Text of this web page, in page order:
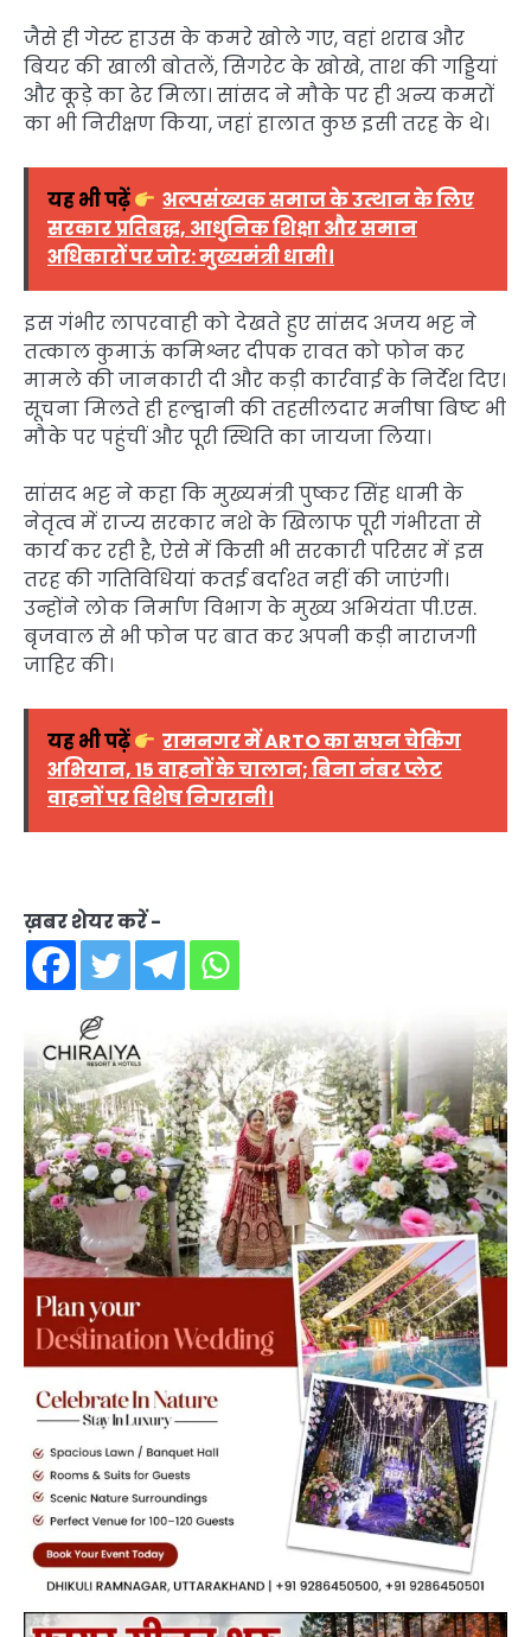
जैसे ही गेस्ट हाउस के कमरे खोले गए, वहां शराब और
बियर की खाली बोतलें, सिगरेट के खोखे, ताश की गड्डियां
और कूड़े का ढेर मिला। सांसद ने मौके पर ही अन्य कमरों
का भी निरीक्षण किया, जहां हालात कुछ इसी तरह के थे।
यह भी पढ़ें
अल्पसंख्यक समाज के उत्थान के लिए
सरकार प्रतिबद्ध, आधुनिक शिक्षा और समान
अधिकारों पर जोर: मुख्यमंत्री धामी।
इस गंभीर लापरवाही को देखते हुए सांसद अजय भट्ट ने
तत्काल कुमाऊं कमिश्नर दीपक रावत को फोन कर
मामले की जानकारी दी और कड़ी कार्रवाई के निर्देश दिए।
सूचना मिलते ही हल्द्वानी की तहसीलदार मनीषा बिष्ट भी
मौके पर पहुंचीं और पूरी स्थिति का जायजा लिया।
सांसद भट्ट ने कहा कि मुख्यमंत्री पुष्कर सिंह धामी के
नेतृत्व में राज्य सरकार नशे के खिलाफ पूरी गंभीरता से
कार्य कर रही है, ऐसे में किसी भी सरकारी परिसर में इस
तरह की गतिविधियां कतई बर्दाश्त नहीं की जाएंगी।
उन्होंने लोक निर्माण विभाग के मुख्य अभियंता पी.एस.
बृजवाल से भी फोन पर बात कर अपनी कड़ी नाराजगी
जाहिर की।
यह भी पढ़ें
रामनगर में ARTO का सघन चेकिंग
अभियान, 15 वाहनों के चालान; बिना नंबर प्लेट
वाहनों पर विशेष निगरानी।
ख़बर शेयर करें -